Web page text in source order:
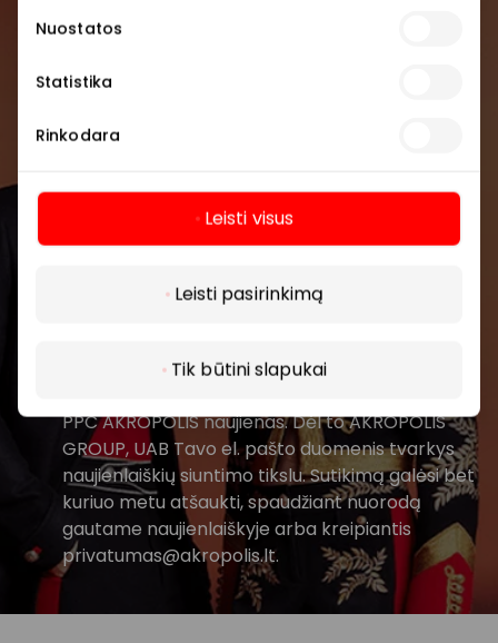
Nuostatos
Statistika
Rinkodara
Leisti visus
Leisti pasirinkimą
Tik būtini slapukai
Prisijunkite prie mūsų
renginius ir naujausią informaciją iš AKROPOLIS
PPC AKROPOLIS naujienas. Dėl to AKROPOLIS
GROUP, UAB Tavo el. pašto duomenis tvarkys
naujienlaiškių siuntimo tikslu. Sutikimą galėsi bet
kuriuo metu atšaukti, spaudžiant nuorodą
gautame naujienlaiškyje arba kreipiantis
privatumas@akropolis.lt.
Daugiau